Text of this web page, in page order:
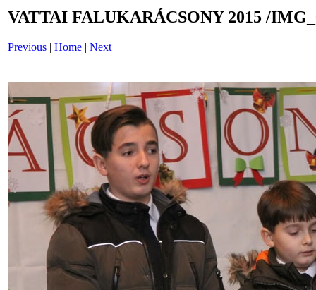
VATTAI FALUKARÁCSONY 2015 /
Previous | Home | Next